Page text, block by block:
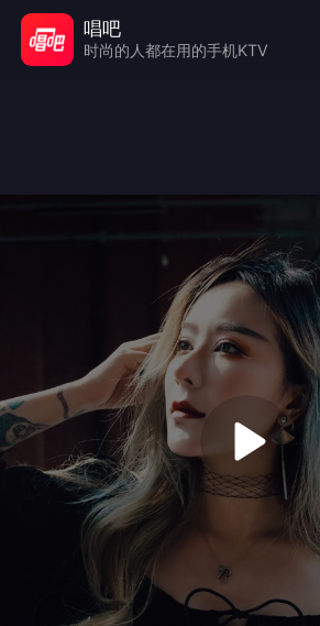
唱吧
时尚的人都在用的手机KTV